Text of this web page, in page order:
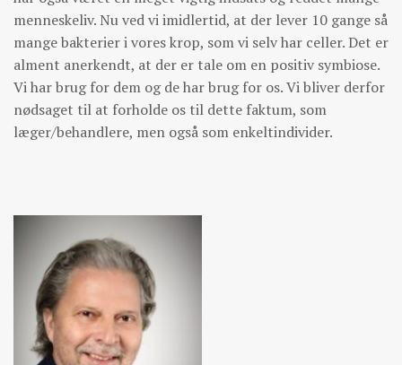
menneskeliv. Nu ved vi imidlertid, at der lever 10 gange så
mange bakterier i vores krop, som vi selv har celler. Det er
alment anerkendt, at der er tale om en positiv symbiose.
Vi har brug for dem og de har brug for os. Vi bliver derfor
nødsaget til at forholde os til dette faktum, som
læger/behandlere, men også som enkeltindivider.